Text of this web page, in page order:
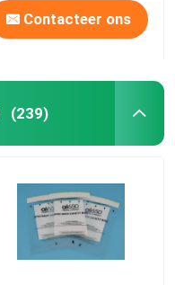
Contacteer ons
(239)